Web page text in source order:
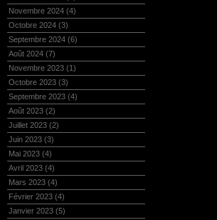
Novembre 2024 (4)
Octobre 2024 (3)
Septembre 2024 (6)
Août 2024 (7)
Novembre 2023 (1)
Octobre 2023 (3)
Septembre 2023 (4)
Août 2023 (2)
Juillet 2023 (2)
Juin 2023 (3)
Mai 2023 (4)
Avril 2023 (4)
Mars 2023 (4)
Février 2023 (4)
Janvier 2023 (5)